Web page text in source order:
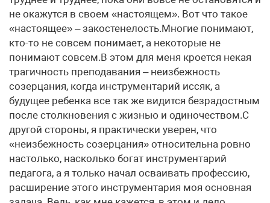
не окажутся в своем «настоящем». Вот что такое
«настоящее» – закостенелость.Многие понимают,
кто-то не совсем понимает, а некоторые не
понимают совсем.В этом для меня кроется некая
трагичность преподавания – неизбежность
созерцания, когда инструментарий иссяк, а
будущее ребенка все так же видится безрадостным
после столкновения с жизнью и одиночеством.С
другой стороны, я практически уверен, что
«неизбежность созерцания» относительна ровно
настолько, насколько богат инструментарий
педагога, а я только начал осваивать профессию,
расширение этого инструментария моя основная